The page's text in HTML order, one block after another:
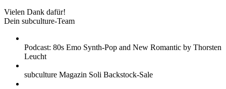
Vielen Dank dafür!
Dein subculture-Team
Podcast: 80s Emo Synth-Pop and New Romantic by Thorsten
Leucht
subculture Magazin Soli Backstock-Sale